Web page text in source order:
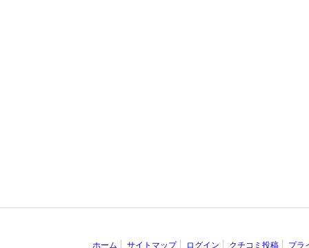
ホーム サイトマップ ログイン クチコミ投稿 プラ